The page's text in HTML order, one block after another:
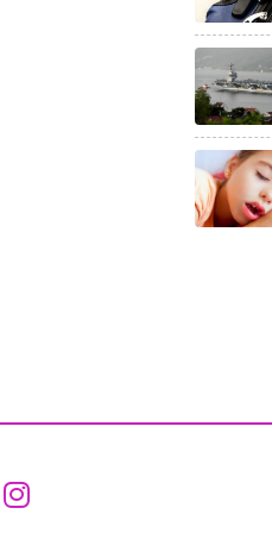
Aceder ao
Aceder ao